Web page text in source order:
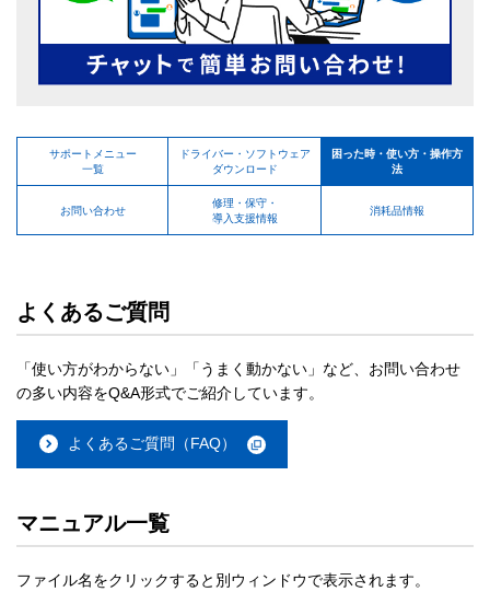
サポートメニュー
一覧
ドライバー・ソフトウェア
ダウンロード
困った時・使い方・操作方
法
お問い合わせ
修理・保守・
導入支援情報
消耗品情報
よくあるご質問
「使い方がわからない」「うまく動かない」など、お問い合わせ
の多い内容をQ&A形式でご紹介しています。
よくあるご質問（FAQ）
マニュアル一覧
ファイル名をクリックすると別ウィンドウで表示されます。